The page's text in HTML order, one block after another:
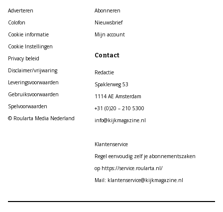
Adverteren
Colofon
Cookie informatie
Cookie Instellingen
Privacy beleid
Disclaimer/vrijwaring
Leveringsvoorwaarden
Gebruiksvoorwaarden
Spelvoorwaarden
© Roularta Media Nederland
Abonneren
Nieuwsbrief
Mijn account
Contact
Redactie
Spaklerweg 53
1114 AE Amsterdam
+31 (0)20 – 210 5300
info@kijkmagazine.nl
Klantenservice
Regel eenvoudig zelf je abonnementszaken
op https://service.roularta.nl/
Mail: klantenservice@kijkmagazine.nl